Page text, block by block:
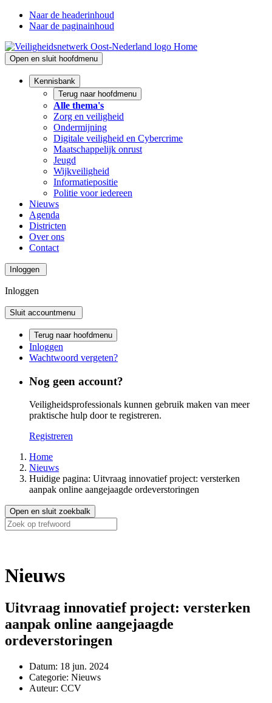
Naar de headerinhoud
Naar de paginainhoud
Home
Open en sluit hoofdmenu
Kennisbank
Terug naar hoofdmenu
Alle thema's
Zorg en veiligheid
Ondermijning
Digitale veiligheid en Cybercrime
Maatschappelijk onrust
Jeugd
Wijkveiligheid
Informatiepositie
Politie voor iedereen
Nieuws
Agenda
Districten
Over ons
Contact
Inloggen
Inloggen
Sluit accountmenu
Terug naar hoofdmenu
Inloggen
Wachtwoord vergeten?
Nog geen account?
Veiligheidsprofessionals kunnen gebruik maken van meer
praktische hulp door te registreren.
Registreren
Home
Nieuws
Huidige pagina: Uitvraag innovatief project: versterken
aanpak online aangejaagde ordeverstoringen
Open en sluit zoekbalk
Nieuws
Uitvraag innovatief project: versterken
aanpak online aangejaagde
ordeverstoringen
Datum: 18 jun. 2024
Categorie: Nieuws
Auteur: CCV